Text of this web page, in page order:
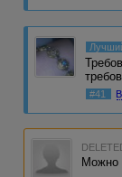
#41
Можно